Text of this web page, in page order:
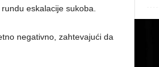
eskalacije sukoba.
negativno, zahtevajući da